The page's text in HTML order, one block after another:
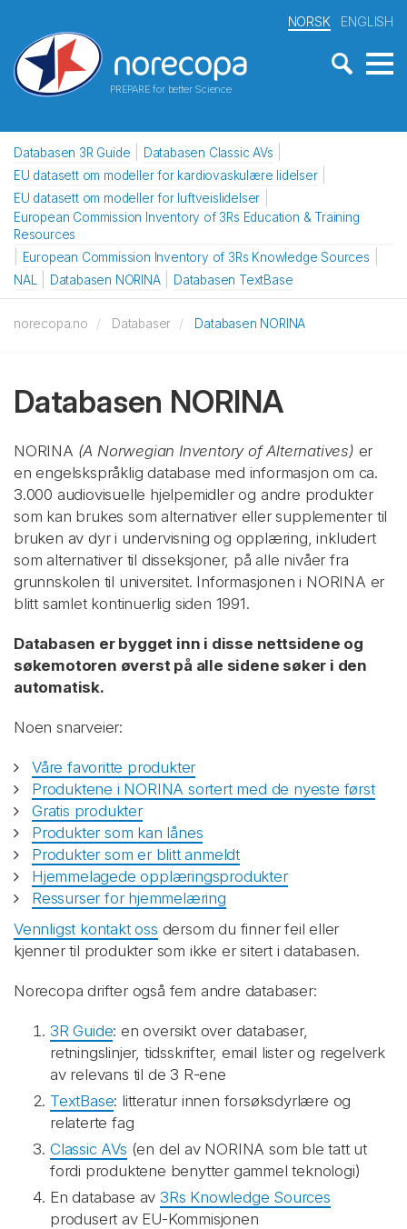
PREPARE for better Science
NORSK ENGLISH
Databasen 3R Guide
Databasen Classic AVs
EU datasett om modeller for kardiovaskulære lidelser
EU datasett om modeller for luftveislidelser
European Commission Inventory of 3Rs Education & Training
Resources
European Commission Inventory of 3Rs Knowledge Sources
NAL
Databasen NORINA Databasen TextBase
norecopa.no Databaser Databasen NORINA
Databasen NORINA
NORINA (A Norwegian Inventory of Alternatives) er
en engelskspråklig database med informasjon om ca.
3.000 audiovisuelle hjelpemidler og andre produkter
som kan brukes som alternativer eller supplementer til
bruken av dyr i undervisning og opplæring, inkludert
som alternativer til disseksjoner, på alle nivåer fra
grunnskolen til universitet. Informasjonen i NORINA er
blitt samlet kontinuerlig siden 1991.
Databasen er bygget inn i disse nettsidene og
søkemotoren øverst på alle sidene søker i den
automatisk.
Noen snarveier:
Våre favoritte produkter
Produktene i NORINA sortert med de nyeste først
Gratis produkter
Produkter som kan lånes
Produkter som er blitt anmeldt
Hjemmelagede opplæringsprodukter
Ressurser for hjemmelæring
Vennligst kontakt oss dersom du finner feil eller
kjenner til produkter som ikke er sitert i databasen.
Norecopa drifter også fem andre databaser:
3R Guide: en oversikt over databaser,
retningslinjer, tidsskrifter, email lister og regelverk
av relevans til de 3 R-ene
TextBase: litteratur innen forsøksdyrlære og
relaterte fag
Classic AVs (en del av NORINA som ble tatt ut
fordi produktene benytter gammel teknologi)
En database av 3Rs Knowledge Sources
produsert av EU-Kommisjonen